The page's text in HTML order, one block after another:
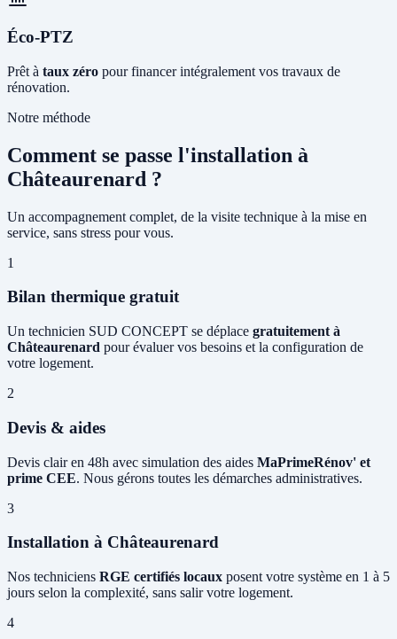
Éco-PTZ
Prêt à taux zéro pour financer intégralement vos travaux de
rénovation.
Notre méthode
Comment se passe l'installation à
Châteaurenard ?
Un accompagnement complet, de la visite technique à la mise en
service, sans stress pour vous.
1
Bilan thermique gratuit
Un technicien SUD CONCEPT se déplace gratuitement à
Châteaurenard pour évaluer vos besoins et la configuration de
votre logement.
2
Devis & aides
Devis clair en 48h avec simulation des aides MaPrimeRénov' et
prime CEE. Nous gérons toutes les démarches administratives.
3
Installation à Châteaurenard
Nos techniciens RGE certifiés locaux posent votre système en 1 à 5
jours selon la complexité, sans salir votre logement.
4